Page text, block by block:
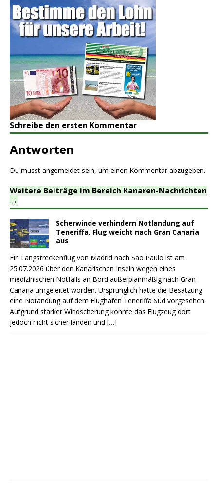
Schreibe den ersten Kommentar
Antworten
Du musst angemeldet sein, um einen Kommentar abzugeben.
Weitere Beiträge im Bereich Kanaren-Nachrichten
Scherwinde verhindern Notlandung auf
Teneriffa, Flug weicht nach Gran Canaria
aus
Ein Langstreckenflug von Madrid nach São Paulo ist am
25.07.2026 über den Kanarischen Inseln wegen eines
medizinischen Notfalls an Bord außerplanmäßig nach Gran
Canaria umgeleitet worden. Ursprünglich hatte die Besatzung
eine Notandung auf dem Flughafen Teneriffa Süd vorgesehen.
Aufgrund starker Windscherung konnte das Flugzeug dort
jedoch nicht sicher landen und […]